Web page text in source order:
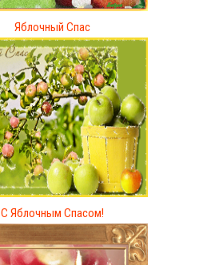
Яблочный Спас
С Яблочным Спасом!